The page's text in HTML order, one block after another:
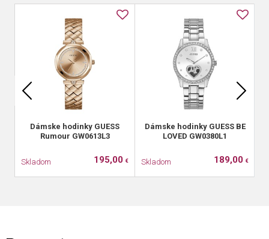
Dámske hodinky GUESS
Rumour GW0613L3
Skladom 195,00 €
Dámske hodinky GUESS BE
LOVED GW0380L1
Skladom 189,00 €